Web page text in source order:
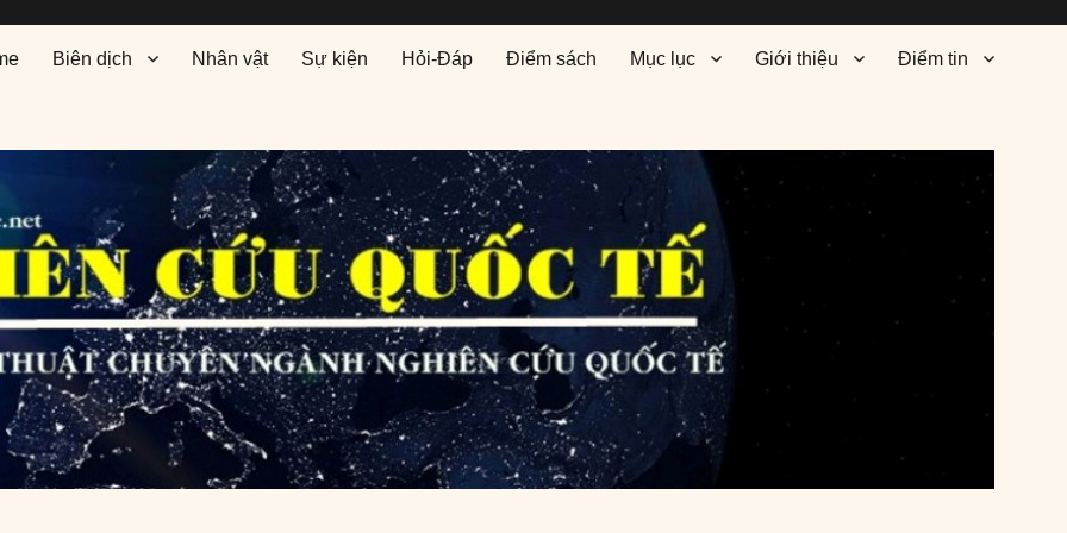
Biên dịch Nhân vật Sự kiện Hỏi-Đáp Điểm sách Mục lục Giới thiệu Điểm tin